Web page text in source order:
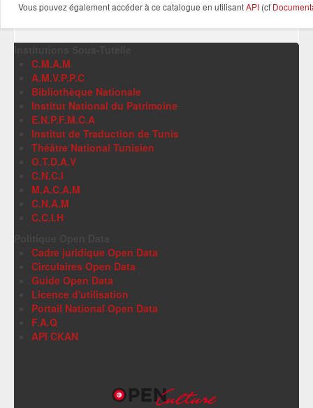
Vous pouvez également accéder à ce catalogue en utilisantAPI (cf
C.M.A.M
A.M.V.P.P.C
Bibliothèque Nationale
Institut National du Patrimoine
E.N.P.F.M.C.A
Institut de Traduction de Tunis
Théâtre National Tunisien
O.T.D.A.V
C.N.C.I
M.A.C.A.M
C.N.A.M
C.C.I.H
Cadre juridique Open Data
Circulaires Open Data
Guide Open Data
Licence d'utilisation
Portail National Open Data
F.A.Q
API CKAN